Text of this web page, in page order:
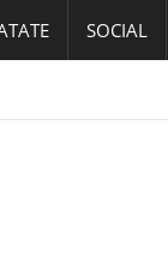
SOCIAL